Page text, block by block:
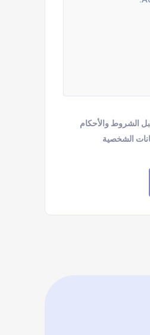
الشروط والأحكام
الشخصية